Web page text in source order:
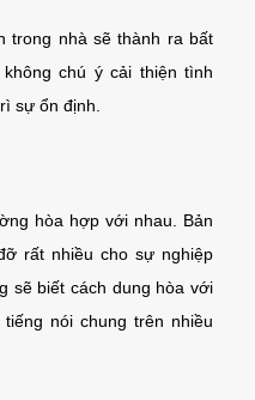
trong nhà sẽ thành ra bất
chú ý cải thiện tình
sự ổn định.
hòa hợp với nhau. Bản
rất nhiều cho sự nghiệp
sẽ biết cách dung hòa với
nói chung trên nhiều